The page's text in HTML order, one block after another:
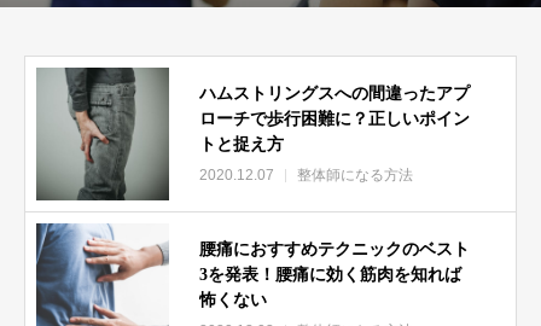
整体師になるには
学校なんて
行かなくていいんちゃうんーーーー！
ハムストリングスへの間違ったアプ
ローチで歩行困難に？正しいポイン
トと捉え方
2020.12.07 整体師になる方法
腰痛におすすめテクニックのベスト
3を発表！腰痛に効く筋肉を知れば
怖くない